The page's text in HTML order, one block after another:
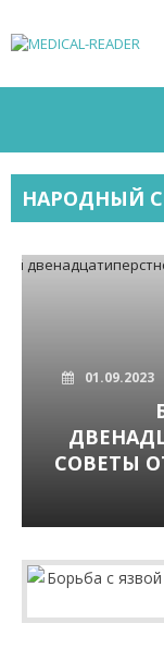
НАРОДНЫЙ
01.09.2023
СОВЕТЫ